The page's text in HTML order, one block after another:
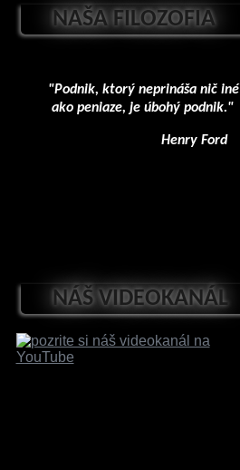
NAŠA FILOZOFIA
Podnik, ktorý neprináša nič iné
ako peniaze, je úbohý podnik.
Henry Ford
NÁŠ VIDEOKANÁL